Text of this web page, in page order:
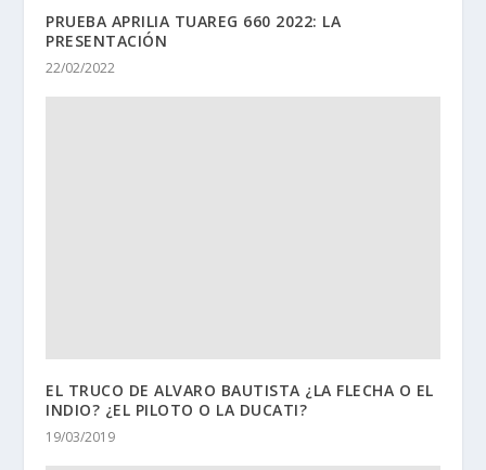
PRUEBA APRILIA TUAREG 660 2022: LA
PRESENTACIÓN
22/02/2022
EL TRUCO DE ALVARO BAUTISTA ¿LA FLECHA O EL
INDIO? ¿EL PILOTO O LA DUCATI?
19/03/2019